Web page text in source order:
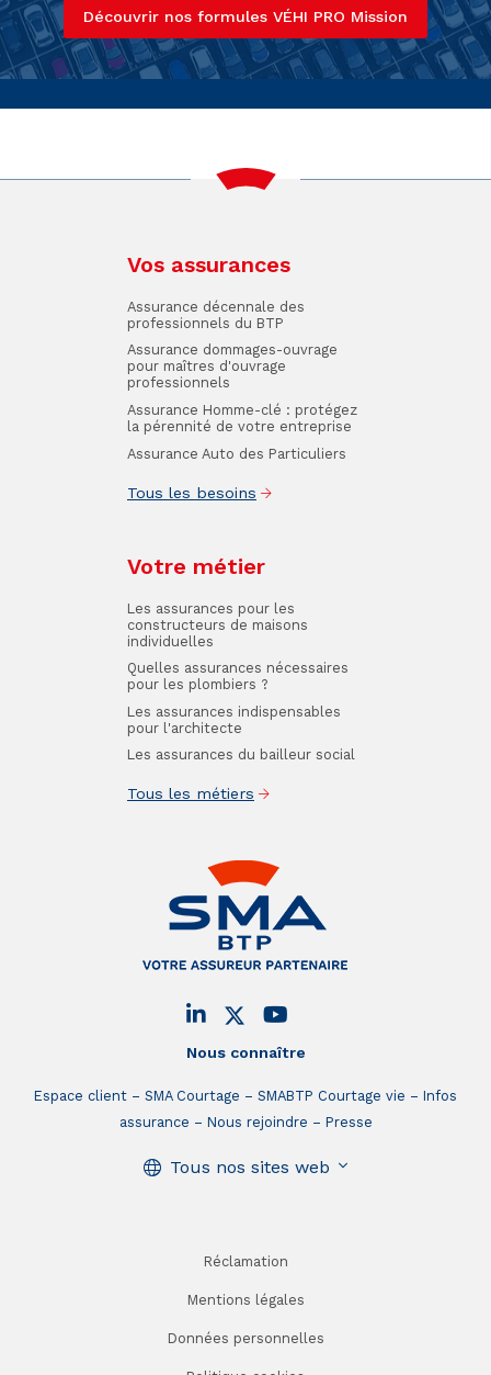
Découvrir nos formules VÉHI PRO Mission
Nous connaître
Espace client SMA Courtage SMABTP Courtage vie
Infos
assurance
Nous rejoindre Presse
Tous nos sites web
Vos assurances
Assurance décennale des
professionnels du BTP
Assurance dommages-ouvrage
pour maîtres d'ouvrage
professionnels
Assurance Homme-clé : protégez
la pérennité de votre entreprise
Assurance Auto des Particuliers
Tous les besoins
Votre métier
Les assurances pour les
constructeurs de maisons
individuelles
Quelles assurances nécessaires
pour les plombiers ?
Les assurances indispensables
pour l'architecte
Les assurances du bailleur social
Tous les métiers
Réclamation
Mentions légales
Données personnelles